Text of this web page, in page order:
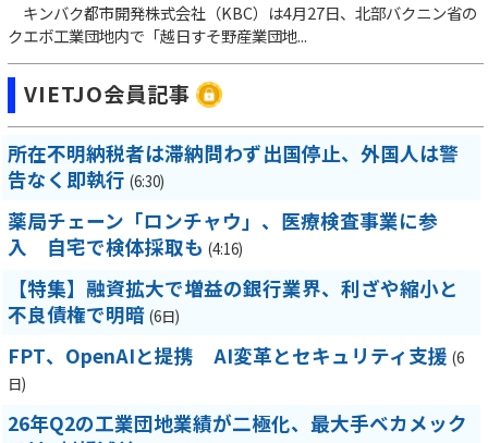
キンバク都市開発株式会社（KBC）は4月27日、北部バクニン省の
クエボ工業団地内で「越日すそ野産業団地...
VIETJO会員記事
所在不明納税者は滞納問わず出国停止、外国人は警
告なく即執行 (6:30)
薬局チェーン「ロンチャウ」、医療検査事業に参
入 自宅で検体採取も (4:16)
【特集】融資拡大で増益の銀行業界、利ざや縮小と
不良債権で明暗 (6日)
FPT、OpenAIと提携 AI変革とセキュリティ支援 (6
日)
26年Q2の工業団地業績が二極化、最大手ベカメック